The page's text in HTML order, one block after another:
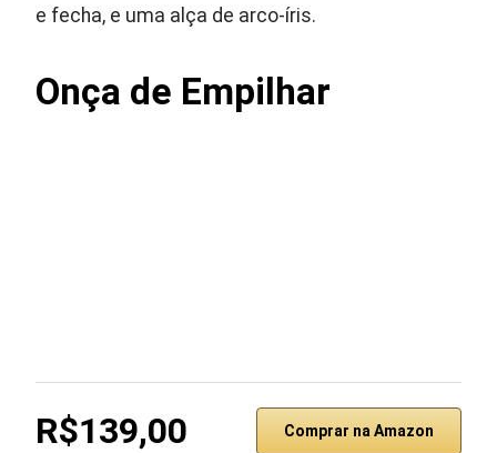
e fecha, e uma alça de arco-íris.
Onça de Empilhar
R$139,00 Comprar na Amazon